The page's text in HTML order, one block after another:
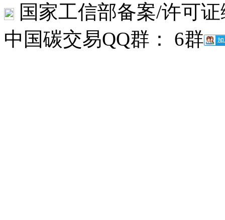
国家工信部备案/许可
中国碳交易QQ群： 6群